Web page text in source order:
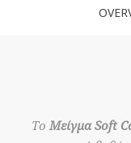
ΤοΜείγμαSoft